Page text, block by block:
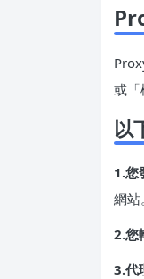
或「
以
1.您
網站。
2.您
3.代